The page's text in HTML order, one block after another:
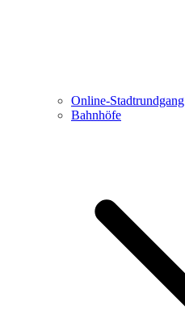
Online-Stadtrundgang
Bahnhöfe